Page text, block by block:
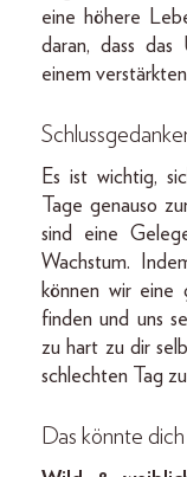
eine höhere
daran, dass
einem
Es ist wichtig,
Tage genauso
sind eine
Wachstum.
können wir eine
finden und uns
zu hart zu dir
schlechten Tag
Das könnte